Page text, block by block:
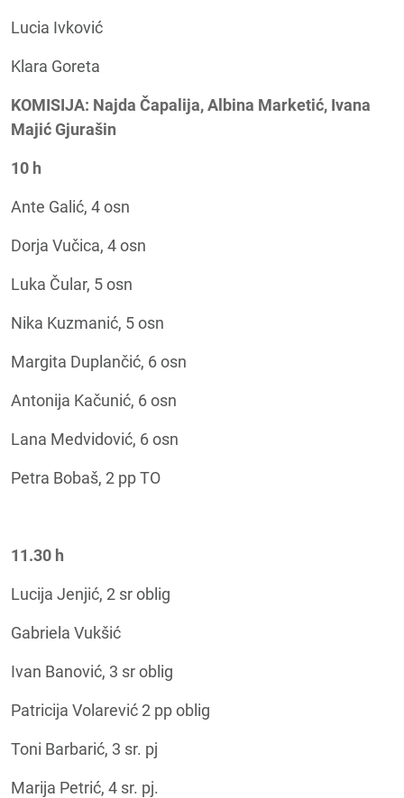
Lucia Ivković
Klara Goreta
KOMISIJA: Najda Čapalija, Albina Marketić, Ivana
Majić Gjurašin
10 h
Ante Galić, 4 osn
Dorja Vučica, 4 osn
Luka Čular, 5 osn
Nika Kuzmanić, 5 osn
Margita Duplančić, 6 osn
Antonija Kačunić, 6 osn
Lana Medvidović, 6 osn
Petra Bobaš, 2 pp TO
11.30 h
Lucija Jenjić, 2 sr oblig
Gabriela Vukšić
Ivan Banović, 3 sr oblig
Patricija Volarević 2 pp oblig
Toni Barbarić, 3 sr. pj
Marija Petrić, 4 sr. pj.